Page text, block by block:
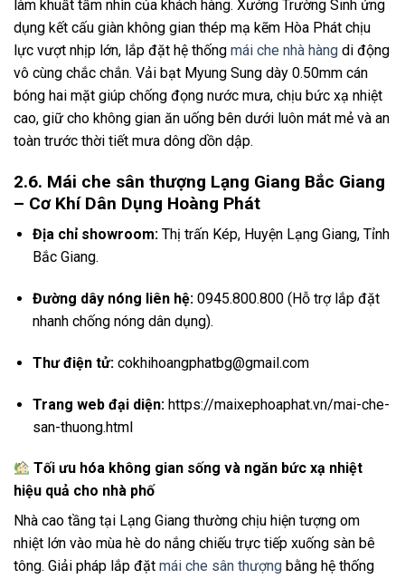
làm khuất tầm nhìn của khách hàng. Xưởng Trường Sinh ứng
dụng kết cấu giàn không gian thép mạ kẽm Hòa Phát chịu
lực vượt nhịp lớn, lắp đặt hệ thống mái che nhà hàng di động
vô cùng chắc chắn. Vải bạt Myung Sung dày 0.50mm cán
bóng hai mặt giúp chống đọng nước mưa, chịu bức xạ nhiệt
cao, giữ cho không gian ăn uống bên dưới luôn mát mẻ và an
toàn trước thời tiết mưa dông dồn dập.
2.6. Mái che sân thượng Lạng Giang Bắc Giang
– Cơ Khí Dân Dụng Hoàng Phát
Địa chỉ showroom:Thị trấn Kép, Huyện Lạng Giang, Tỉnh
Bắc Giang.
Đường dây nóng liên hệ:0945.800.800 (Hỗ trợ lắp đặt
nhanh chống nóng dân dụng).
Thư điện tử:cokhihoangphatbg@gmail.com
Trang web đại diện:https://maixephoaphat.vn/mai-che-
san-thuong.html
Tối ưu hóa không gian sống và ngăn bức xạ nhiệt
hiệu quả cho nhà phố
Nhà cao tầng tại Lạng Giang thường chịu hiện tượng om
nhiệt lớn vào mùa hè do nắng chiếu trực tiếp xuống sàn bê
tông. Giải pháp lắp đặt mái che sân thượng bằng hệ thống